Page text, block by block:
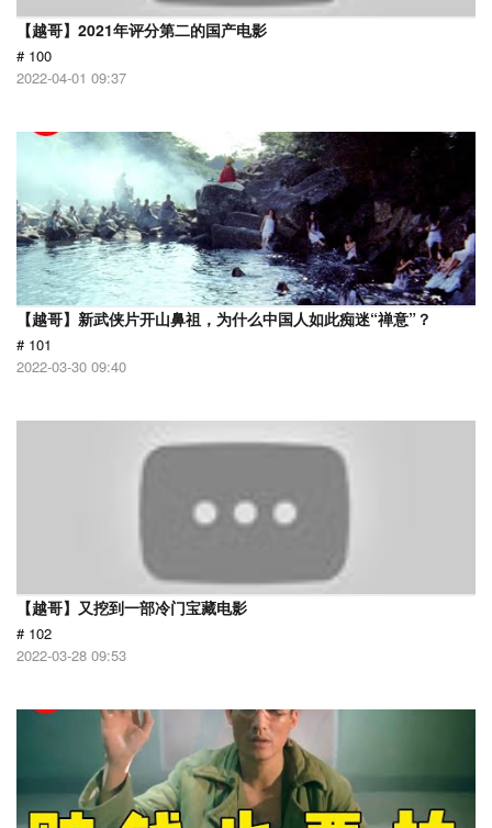
【越哥】2021年评分第二的国产电影
# 100
2022-04-01 09:37
【越哥】新武侠片开山鼻祖，为什么中国人如此痴迷“禅意”？
# 101
2022-03-30 09:40
【越哥】又挖到一部冷门宝藏电影
# 102
2022-03-28 09:53